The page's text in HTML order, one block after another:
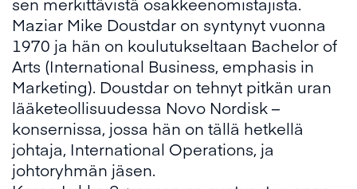
Maziar Mike Doustdar on syntynyt vuonna
1970 ja hän on koulutukseltaan Bachelor of
Arts (International Business, emphasis in
Marketing). Doustdar on tehnyt pitkän uran
lääketeollisuudessa Novo Nordisk –
konsernissa, jossa hän on tällä hetkellä
johtaja, International Operations, ja
johtoryhmän jäsen.